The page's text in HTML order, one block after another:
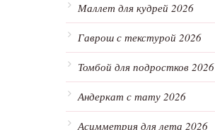
Маллет для кудрей 2026
Гаврош с текстурой 2026
Томбой для подростков 2026
Андеркат с тату 2026
Асимметрия для лета 2026